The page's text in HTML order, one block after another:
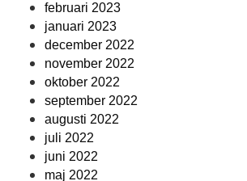
februari 2023
januari 2023
december 2022
november 2022
oktober 2022
september 2022
augusti 2022
juli 2022
juni 2022
maj 2022